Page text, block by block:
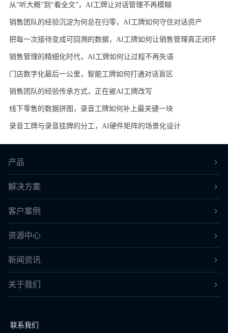
从“听大概”到“看全文”，AI工牌让对话管理不再模糊
销售团队的经验沉淀为何总在归零，AI工牌如何守住对话资产
把每一次接待变成可回溯的数据，AI工牌如何让销售管理真正闭环
销售管理的精细化时代，AI工牌如何让过程不再失语
​门店数字化最后一公里，智能工牌如何打通对话盲区
销售团队的经验传承方式，正在被AI工牌改写
线下零售的数据拼图，录音工牌如何补上最关键一块
录音工牌与录音挂牌的分工，AI硬件矩阵的场景化设计
产品
解决方案
客户案例
资源中心
新闻资讯
关于我们
联系我们